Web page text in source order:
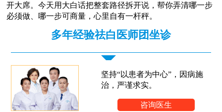
开大席。今天用大白话把整套路径拆开说，帮你弄清哪一步
必须做、哪一步可商量，心里自有一杆秤。
多年经验祛白医师团坐诊
坚持“以患者为中心”，因病施
治，严谨求实。
咨询医生